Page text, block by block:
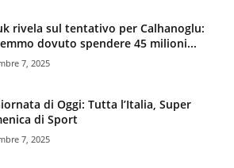
rivela sul tentativo per Calhanoglu:
dovuto spendere 45 milioni...
7, 2025
di Oggi: Tutta l’Italia, Super
di Sport
7, 2025